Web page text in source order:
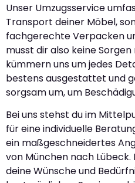
Unser Umzugsservice
Transport deiner Möbel,
fachgerechte Verpacken
musst dir also keine
kümmern uns um jedes
bestens ausgestattet und
sorgsam um, um
Bei uns stehst du im
für eine individuelle
ein maßgeschneidertes
von München nach
deine Wünsche und